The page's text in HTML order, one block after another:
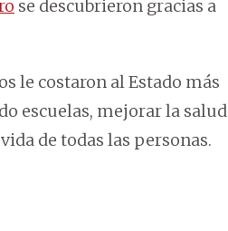
se descubrieron gracias a
le costaron al Estado más
escuelas, mejorar la salud
de todas las personas.